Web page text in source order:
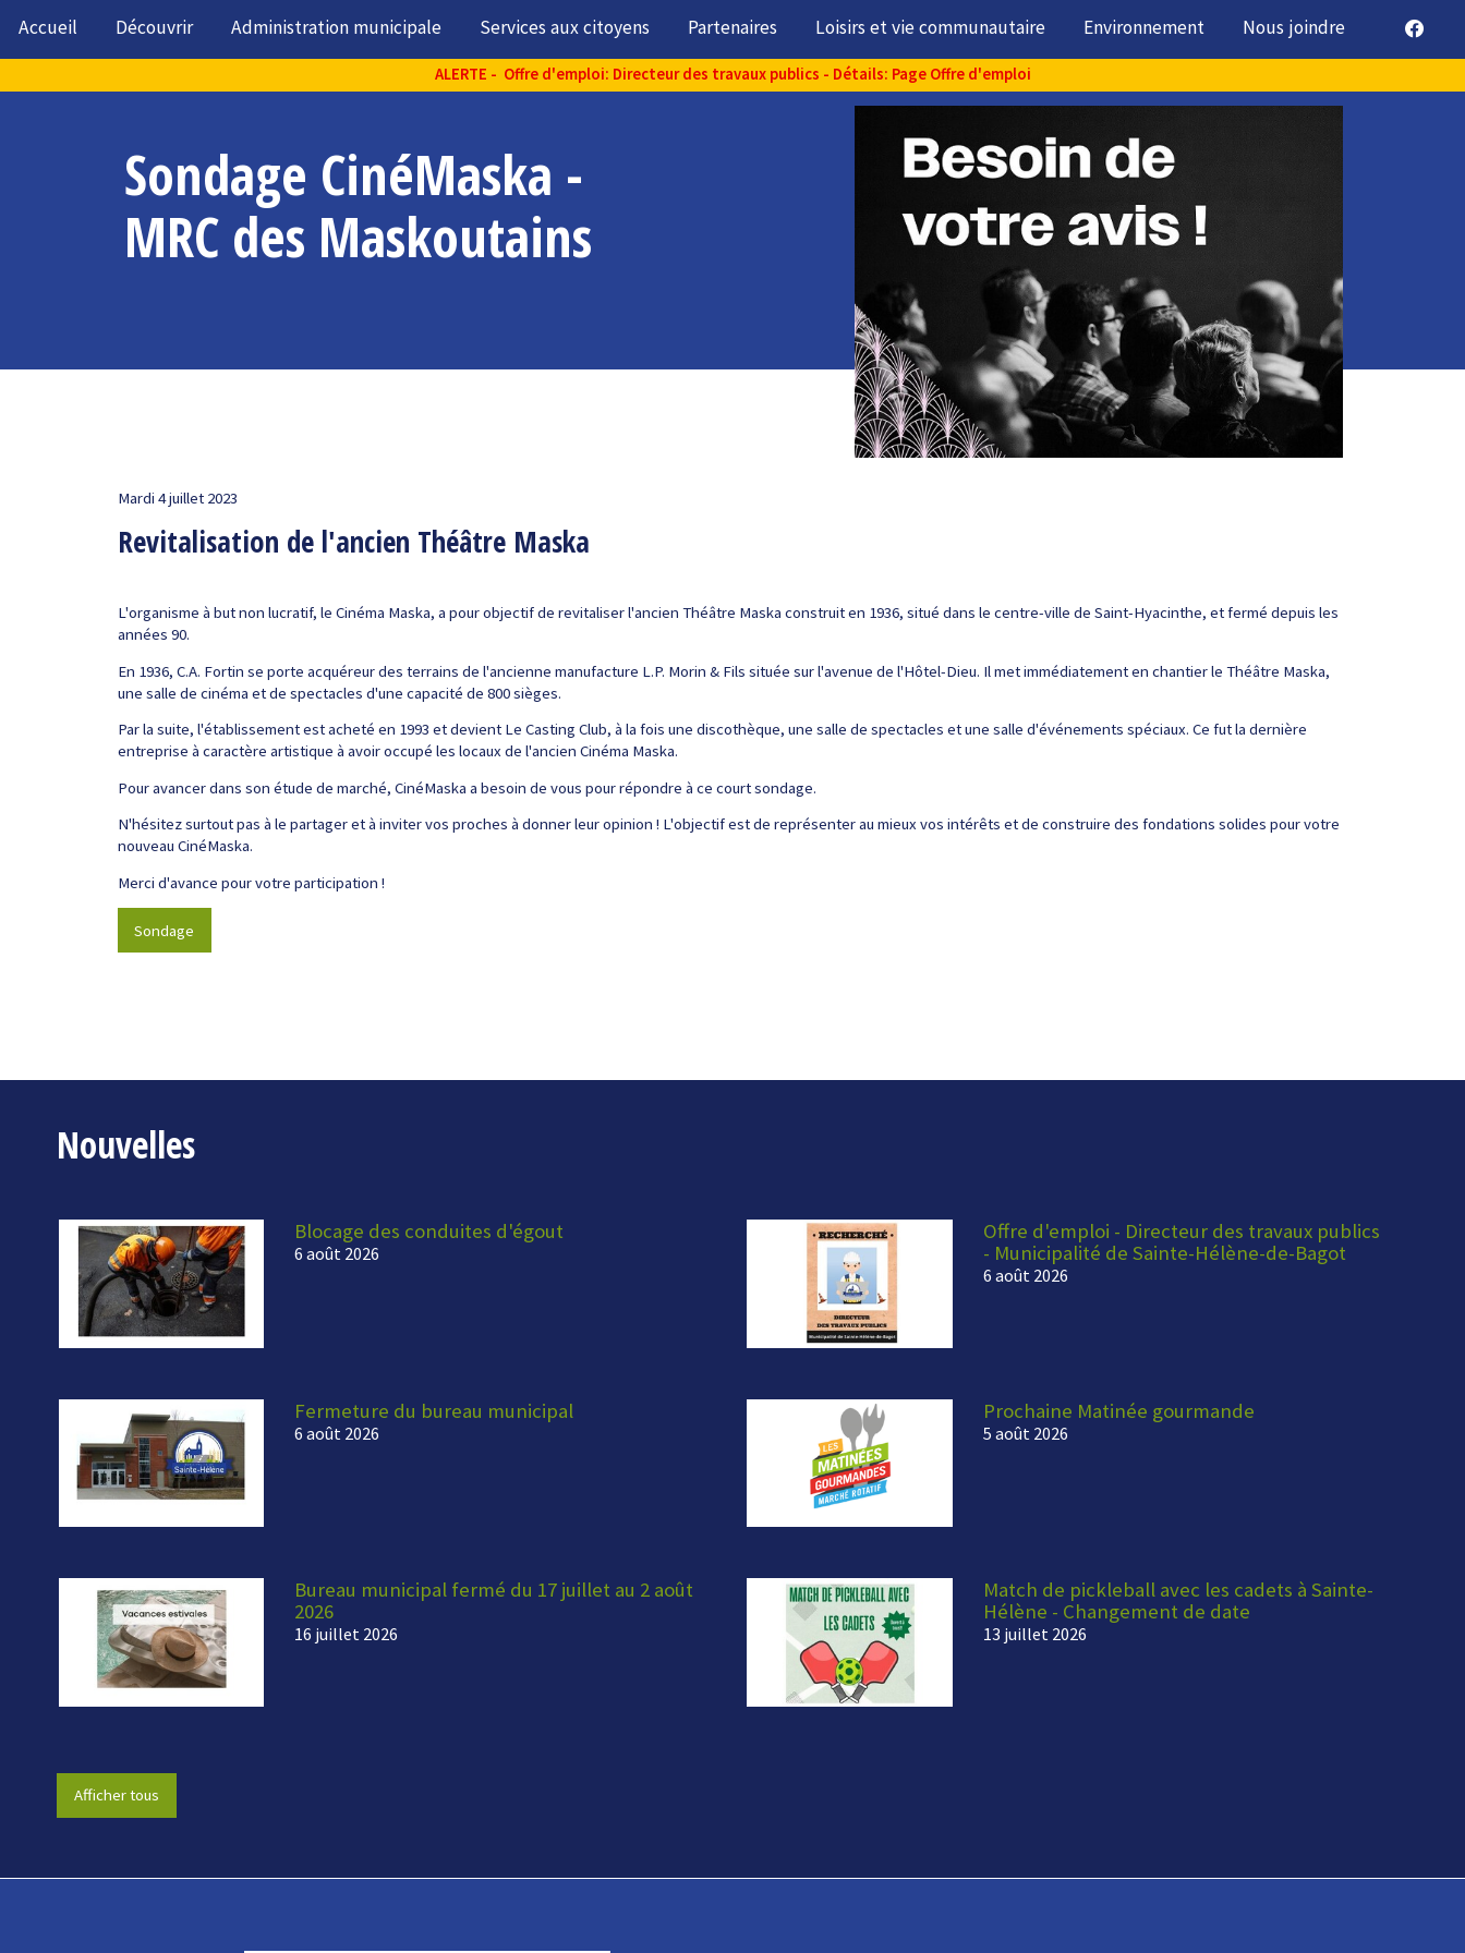
Accueil Découvrir Administration municipale Services aux citoyens Partenaires Loisirs et vie communautaire Environnement Nous joindre
ALERTE - Offre d'emploi: Directeur des travaux publics - Détails: Page Offre d'emploi
Sondage CinéMaska -
MRC des Maskoutains
Mardi 4 juillet 2023
Revitalisation de l'ancien Théâtre Maska
L'organisme à but non lucratif, le Cinéma Maska, a pour objectif de revitaliser l'ancien Théâtre Maska construit en 1936, situé dans le centre-ville de Saint-Hyacinthe, et fermé depuis les
années 90.
En 1936, C.A. Fortin se porte acquéreur des terrains de l'ancienne manufacture L.P. Morin & Fils située sur l'avenue de l'Hôtel-Dieu. Il met immédiatement en chantier le Théâtre Maska,
une salle de cinéma et de spectacles d'une capacité de 800 sièges.
Par la suite, l'établissement est acheté en 1993 et devient Le Casting Club, à la fois une discothèque, une salle de spectacles et une salle d'événements spéciaux. Ce fut la dernière
entreprise à caractère artistique à avoir occupé les locaux de l'ancien Cinéma Maska.
Pour avancer dans son étude de marché, CinéMaska a besoin de vous pour répondre à ce court sondage.
N'hésitez surtout pas à le partager et à inviter vos proches à donner leur opinion ! L'objectif est de représenter au mieux vos intérêts et de construire des fondations solides pour votre
nouveau CinéMaska.
Merci d'avance pour votre participation !
Sondage
Nouvelles
Blocage des conduites d'égout
6 août 2026
Offre d'emploi - Directeur des travaux publics
- Municipalité de Sainte-Hélène-de-Bagot
6 août 2026
Fermeture du bureau municipal
6 août 2026
Prochaine Matinée gourmande
5 août 2026
Bureau municipal fermé du 17 juillet au 2 août
2026
16 juillet 2026
Match de pickleball avec les cadets à Sainte-
Hélène - Changement de date
13 juillet 2026
Afficher tous